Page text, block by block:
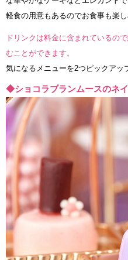
軽食の用意もあるのでお食事も楽し
ドリンクは料金に含まれているの
むことができます。
気になるメニューを2つピックアッ
◆ショコラブランムースのネ